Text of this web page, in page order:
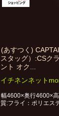
(あすつく)
スタッグ）:CSク
ント オク...
イチネンネット
幅4600×奥行4600×
質:フライ：ポリエス